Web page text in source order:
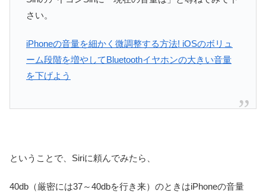
さい。
iPhoneの音量を細かく微調整する方法! iOSのボリュ
ーム段階を増やしてBluetoothイヤホンの大きい音量
を下げよう
ということで、Siriに頼んでみたら、
40db（厳密には37～40dbを行き来）のときはiPhoneの音量